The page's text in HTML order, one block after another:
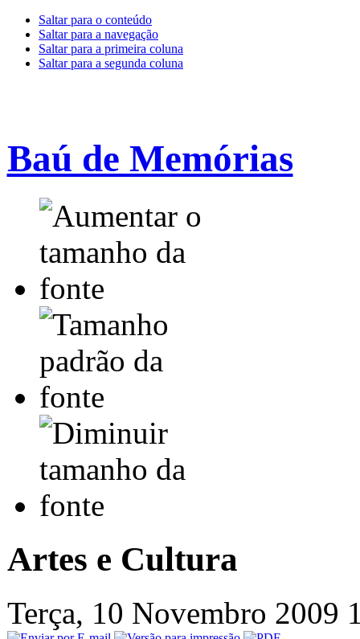
Saltar para o conteúdo
Saltar para a navegação
Saltar para a primeira coluna
Saltar para a segunda coluna
Baú de Memórias
Artes e Cultura
Terça, 10 Novembro 2009